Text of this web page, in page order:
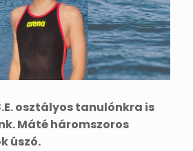
osztályos tanulónkra is
Máté háromszoros
úszó.